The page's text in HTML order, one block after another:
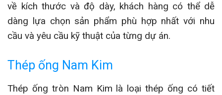
về kích thước và độ dày, khách hàng có thể dễ
dàng lựa chọn sản phẩm phù hợp nhất với nhu
cầu và yêu cầu kỹ thuật của từng dự án.
Thép ống Nam Kim
Thép ống tròn Nam Kim là loại thép ống có tiết